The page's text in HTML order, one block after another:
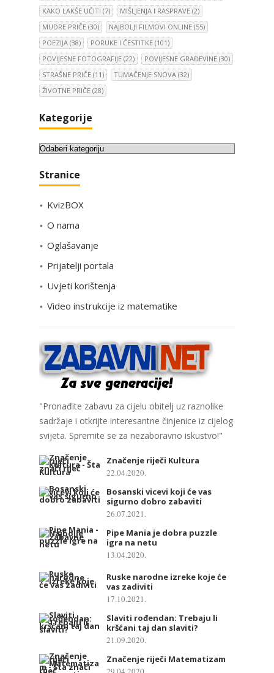
KAKO LAKŠE UČITI (7) MIŠLJENJA I RASPRAVE (2)
MUDRE PRIČE (30) NAJBOLJI FILMOVI ONLINE (55)
POEZIJA (38) PORUKE I ČESTITKE (101)
POVIJESNE FOTOGRAFIJE (22) POVIJESNE GRAĐEVINE (30)
STRAŠNE PRIČE (11) TUMAČENJE SNOVA (32)
ŽIVOTNE PRIČE (28)
Kategorije
K
t
g
i
j
Stranice
KvizBOX
O nama
Oglašavanje
Prijatelji portala
Uvjeti korištenja
Video instrukcije iz matematike
"Pronađite zabavu za cijelu obitelj uz raznolike
sadržaje i otkrijte interesantne činjenice iz cijelog
svijeta. Spremite se za nezaboravno iskustvo!"
Značenje riječi Kultura
22.04.2020.
Bosanski vicevi koji će vas
sigurno dobro zabaviti
26.07.2021.
Pipe Mania je dobra puzzle
igra na netu
13.04.2020.
Ruske narodne izreke koje će
vas zadiviti
17.10.2021.
Slaviti rođendan: Trebaju li
kršćani taj dan slaviti?
21.09.2020.
Značenje riječi Matematizam